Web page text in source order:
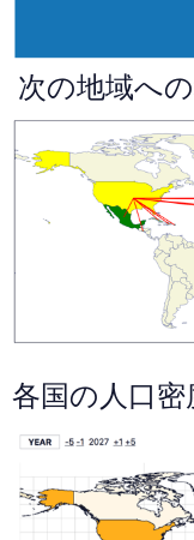
次の地域へ
各国の人口密